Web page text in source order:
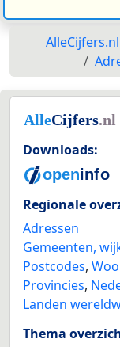
AlleCijfers.nl
Downloads:
Regionale
Adressen
Gemeenten,
Postcodes,
Provincies,
Landen
Thema